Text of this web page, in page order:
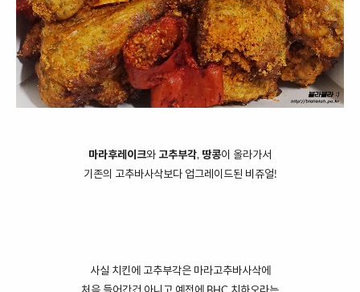
마라후레이크와 고추부각, 땅콩이 올라가서
기존의 고추바사삭보다 업그레이드된 비쥬얼!
사실 치킨에 고추부각은 마라고추바사삭에